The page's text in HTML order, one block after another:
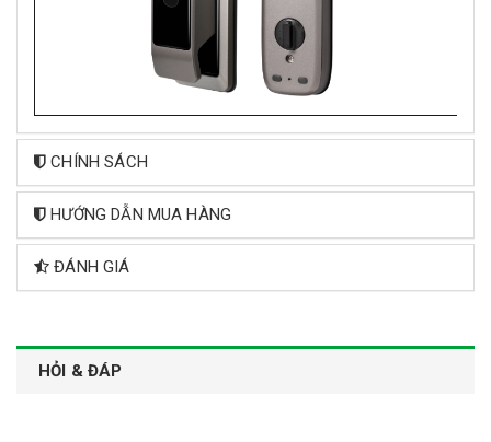
CHÍNH SÁCH
HƯỚNG DẪN MUA HÀNG
ĐÁNH GIÁ
HỎI & ĐÁP